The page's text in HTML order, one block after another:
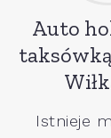
Auto
Istnieje